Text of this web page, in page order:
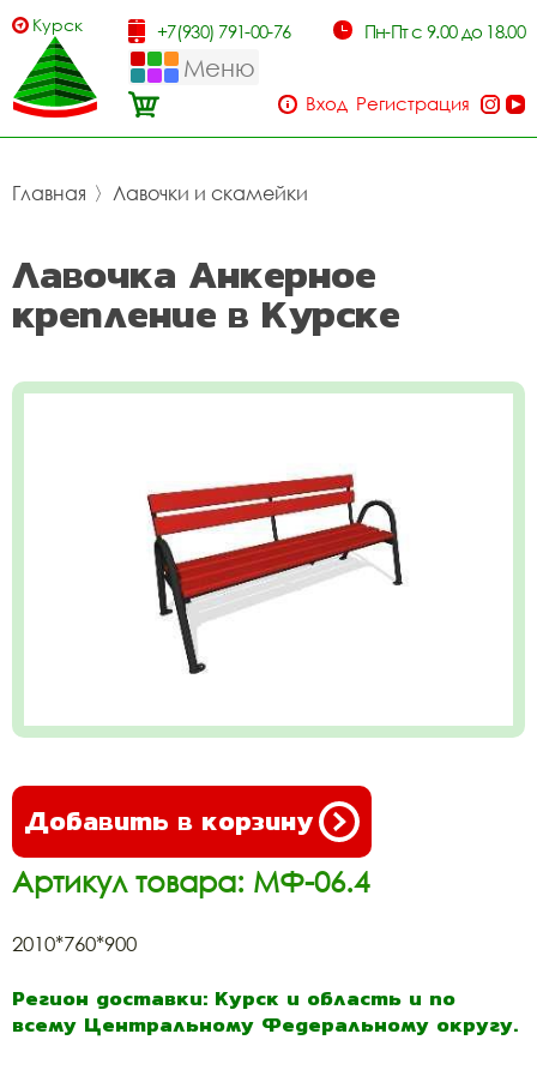
Курск +7(930) 791-00-76 Пн-Пт с 9.00 до 18.00
Меню
Вход Регистрация
Главная 〉 Лавочки и скамейки
Лавочка Анкерное
крепление в Курске
Добавить в корзину
Артикул товара: МФ-06.4
2010*760*900
Регион доставки: Курск и область и по
всему Центральному Федеральному округу.